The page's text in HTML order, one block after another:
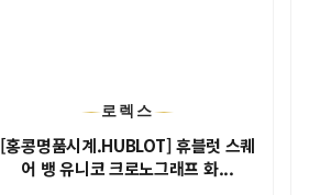
로렉스
[홍콩명품시계.HUBLOT] 휴블럿 스퀘
어 뱅 유니코 크로노그래프 화...